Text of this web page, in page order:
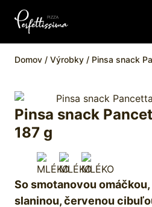
Domov / Výrobky / Pinsa snack
Pinsa snack
187 g
So smotanovou
slaninou, červenou